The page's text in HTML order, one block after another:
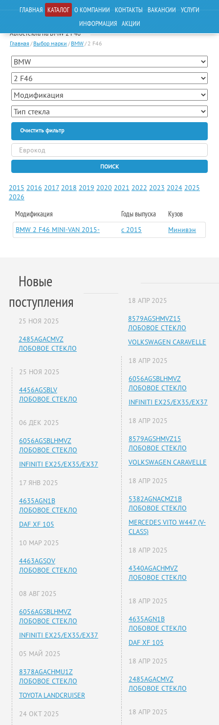
ГЛАВНАЯ КАТАЛОГ О КОМПАНИИ КОНТАКТЫ ВАКАНСИИ УСЛУГИ
ИНФОРМАЦИЯ АКЦИИ
Автостекла на BMW 2 F46
Главная / Выбор марки / BMW/ 2 F46
Очистить фильтр
ПОИСК
2015 2016 2017 2018 2019 2020 2021 2022 2023 2024 2025
2026
Модификация Годы выпуска Кузов
BMW 2 F46 MINI-VAN 2015- c 2015 Минивэн
Новые
поступления
25 НОЯ 2025
2485AGACMVZ
ЛОБОВОЕ СТЕКЛО
25 НОЯ 2025
4456AGSBLV
ЛОБОВОЕ СТЕКЛО
06 ДЕК 2025
6056AGSBLHMVZ
ЛОБОВОЕ СТЕКЛО
INFINITI EX25/EX35/EX37
17 ЯНВ 2025
4635AGN1B
ЛОБОВОЕ СТЕКЛО
DAF XF 105
10 МАР 2025
4463AGSOV
ЛОБОВОЕ СТЕКЛО
08 АВГ 2025
6056AGSBLHMVZ
ЛОБОВОЕ СТЕКЛО
INFINITI EX25/EX35/EX37
05 МАЙ 2025
8378AGACHMU1Z
ЛОБОВОЕ СТЕКЛО
TOYOTA LANDCRUISER
24 ОКТ 2025
18 АПР 2025
8579AGSHMVZ15
ЛОБОВОЕ СТЕКЛО
VOLKSWAGEN CARAVELLE
18 АПР 2025
6056AGSBLHMVZ
ЛОБОВОЕ СТЕКЛО
INFINITI EX25/EX35/EX37
18 АПР 2025
8579AGSHMVZ15
ЛОБОВОЕ СТЕКЛО
VOLKSWAGEN CARAVELLE
18 АПР 2025
5382AGNACMZ1B
ЛОБОВОЕ СТЕКЛО
MERCEDES VITO W447 (V-
CLASS)
18 АПР 2025
4340AGACHMVZ
ЛОБОВОЕ СТЕКЛО
18 АПР 2025
4635AGN1B
ЛОБОВОЕ СТЕКЛО
DAF XF 105
18 АПР 2025
2485AGACMVZ
ЛОБОВОЕ СТЕКЛО
18 АПР 2025